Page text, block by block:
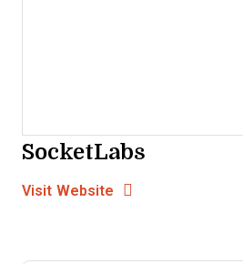
SocketLabs
Visit Website Opens New Window